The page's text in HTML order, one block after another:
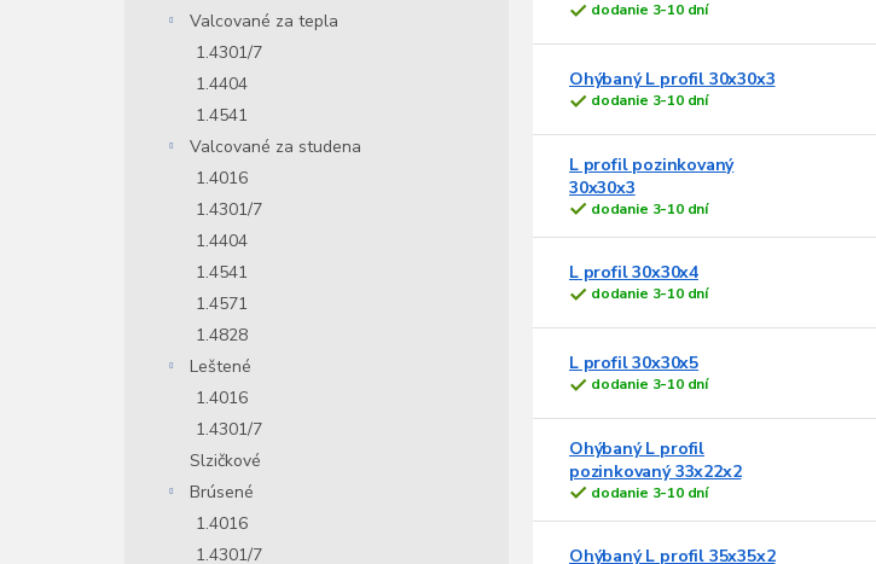
Valcované za tepla
1.4301/7
1.4404
1.4541
Valcované za studena
1.4016
1.4301/7
1.4404
1.4541
1.4571
1.4828
Leštené
1.4016
1.4301/7
Slzičkové
Brúsené
1.4016
1.4301/7
dodanie 3-10 dní
Ohýbaný L profil 30x30x3
dodanie 3-10 dní
L profil pozinkovaný
30x30x3
dodanie 3-10 dní
L profil 30x30x4
dodanie 3-10 dní
L profil 30x30x5
dodanie 3-10 dní
Ohýbaný L profil
pozinkovaný 33x22x2
dodanie 3-10 dní
Ohýbaný L profil 35x35x2